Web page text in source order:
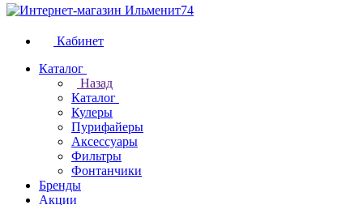
Кабинет
Каталог
Назад
Каталог
Кулеры
Пурифайеры
Аксессуары
Фильтры
Фонтанчики
Бренды
Акции